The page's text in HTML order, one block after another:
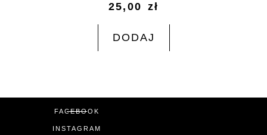
25,00 zł
DODAJ
FACEBOOK
INSTAGRAM